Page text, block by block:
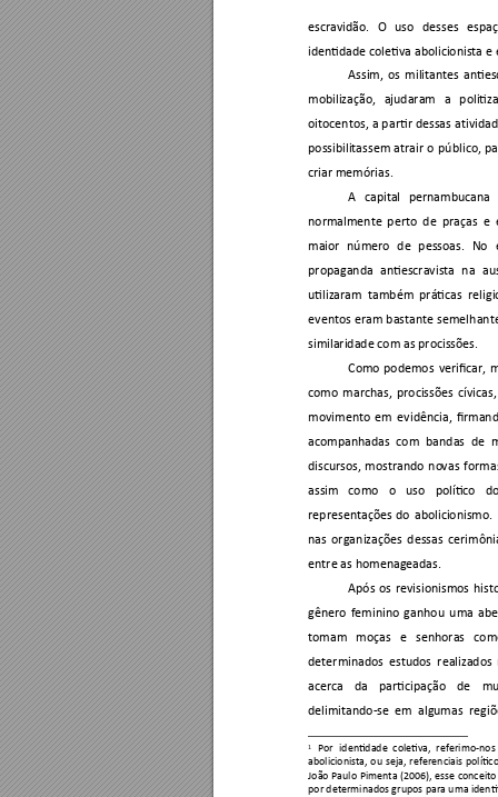
escravidão. O uso desses
identidade coletiva abolicionista e
Assim, os militantes
mobilização,
ajudaram a
oitocentos, a partir dessas at
possibilitassem atrair o público,
criar memórias.
A capital
pernambucana
normalmente perto de praças e
maior número de pessoas. No
propaganda antiescravista na
utilizaram também práticas
eventos eram bastante semelh
similaridade com as procissões.
Como podemos verificar,
como marchas, procissões
movimento em evidência,
acompanhadas com bandas de
discursos, mostrando novas for
assim
como o uso político
representações do abolicionismo.
nas organizações dessas
entre as homenageadas.
Após os revisionismos h
gênero feminino ganhou uma
tomam
moças e senhoras
determinados estudos realizados
acerca
da participação de
delimitando-se em algumas
1 Por identidade coletiva, referimo-nos
abolicionista, ou seja, referenciais
João Paulo Pimenta (2006), esse conceito
por determinados grupos para uma id